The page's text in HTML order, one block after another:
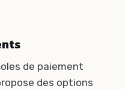
de paiement
des options